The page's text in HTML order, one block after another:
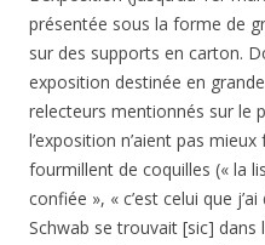
présentée sous la forme de
sur des supports en carton.
exposition destinée en
relecteurs mentionnés sur le
l’exposition n’aient pas
fourmillent de coquilles (« la
confiée », « c’est celui que
Schwab se trouvait [sic] dans